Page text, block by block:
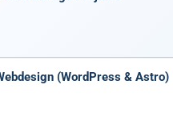
(WordPress & Astro)